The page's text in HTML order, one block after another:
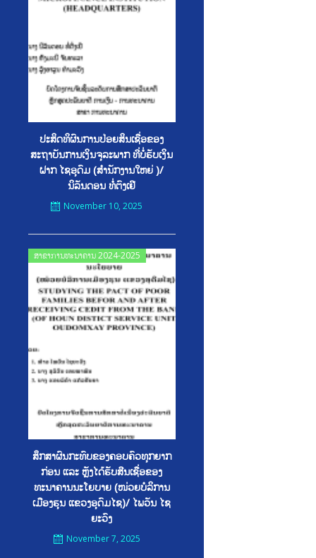
ປະສິດທິຜົນການປ່ອຍສິນເຊື່ອຂອງ
ສະຖາບັນການເງິນຈຸລະພາກ ທີ່ບໍ່ຮັບເງິນ
ຝາກ ໄຊອຸດົມ (ສໍານັກງານໃຫຍ່ )/
ນິລັນດອນ ທໍ່ຕົງເຢີ
November 10, 2025
ສາຂາການທະນາຄານ 2024-2025
ສຶກສາຜົນກະທົບຂອງຄອບຄົວທຸກຍາກ
ກ່ອນ ແລະ ຫຼັງໄດ້ຮັບສີນເຊື່ອຂອງ
ທະນາຄານນະໂຍບາຍ (ໜ່ວຍບໍລິການ
ເມືອງຮຸນ ແຂວງອຸດົມໄຊ)/ ໄພວັນ ໄຊ
ຍະວົງ
Posted
on
November 7, 2025